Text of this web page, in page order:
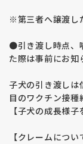
※第三者へ譲渡し
●引き渡し時点、
た際は事前にお知
子犬の引き渡しは
目のワクチン接
【子犬の成長様
【クレームについ